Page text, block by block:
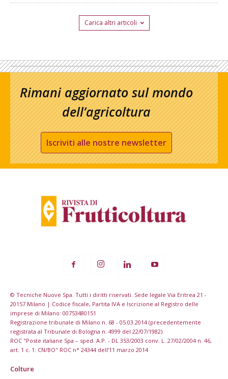
Carica altri articoli
Rimani aggiornato sul mondo
dell’agricoltura
Iscriviti alle nostre newsletter
© Tecniche Nuove Spa. Tutti i diritti riservati. Sede legale Via Eritrea 21 -
20157 Milano | Codice fiscale, Partita IVA e Iscrizione al Registro delle
imprese di Milano: 00753480151
Registrazione tribunale di Milano n. 68 - 05.03.2014 (precedentemente
registrata al Tribunale di Bologna n. 4999 del 22/07/1982)
ROC "Poste italiane Spa – sped. A.P. - DL 353/2003 conv. L. 27/02/2004 n. 46,
art. 1 c. 1: CN/BO" ROC n° 24344 dell’11 marzo 2014
Colture